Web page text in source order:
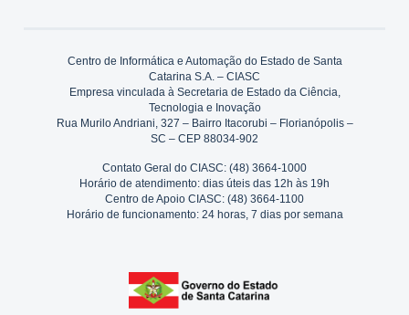
Centro de Informática e Automação do Estado de Santa
Catarina S.A. – CIASC
Empresa vinculada à Secretaria de Estado da Ciência,
Tecnologia e Inovação
Rua Murilo Andriani, 327 – Bairro Itacorubi – Florianópolis –
SC – CEP 88034-902
Contato Geral do CIASC: (48) 3664-1000
Horário de atendimento: dias úteis das 12h às 19h
Centro de Apoio CIASC: (48) 3664-1100
Horário de funcionamento: 24 horas, 7 dias por semana